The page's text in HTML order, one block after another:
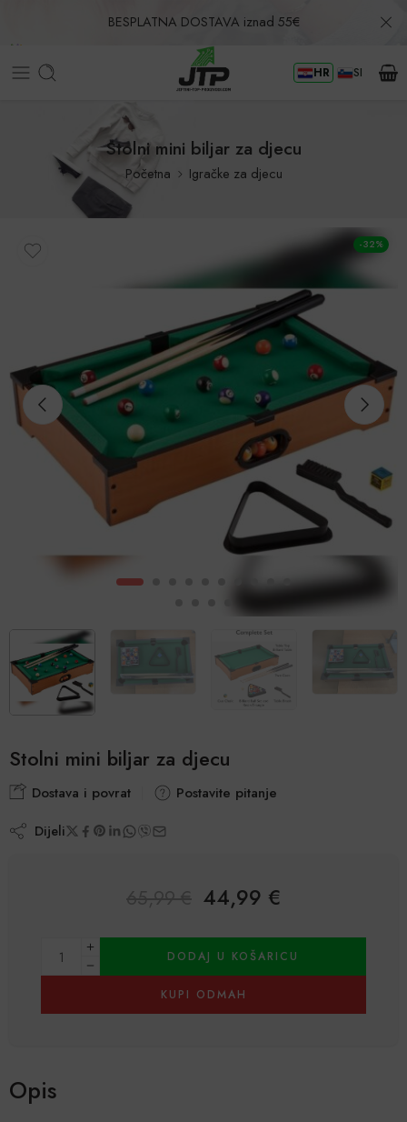
BESPLATNA DOSTAVA iznad 55€
Povrat u roku od 30 dana! HR SI
Stolni mini biljar za djecu
Početna Igračke za djecu
-32%
Stolni mini biljar za djecu
Dostava i povrat Postavite pitanje
Dijeli
65,99 44,99 €
DODAJ U KOŠARICU
KUPI ODMAH
Alternative:
Opis